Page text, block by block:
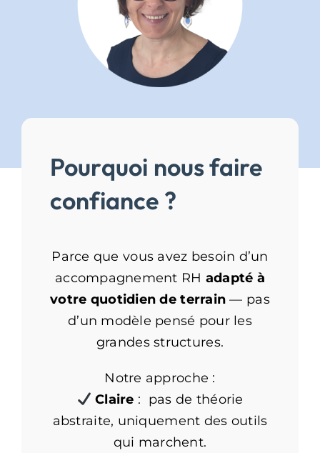
Pourquoi nous faire
confiance ?
Parce que vous avez besoin d’un
accompagnement RH adapté à
votre quotidien de terrain — pas
d’un modèle pensé pour les
grandes structures.
Notre approche :
Claire : pas de théorie
abstraite, uniquement des outils
qui marchent.